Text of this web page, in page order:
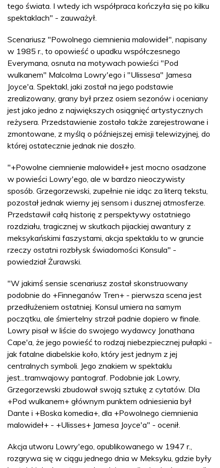
tego świata. I wtedy ich współpraca kończyła się po kilku
spektaklach" - zauważył.
Scenariusz "Powolnego ciemnienia malowideł", napisany
w 1985 r., to opowieść o upadku współczesnego
Everymana, osnuta na motywach powieści "Pod
wulkanem" Malcolma Lowry'ego i "Ulissesa" Jamesa
Joyce'a. Spektakl, jaki został na jego podstawie
zrealizowany, grany był przez osiem sezonów i oceniany
jest jako jedno z największych osiągnięć artystycznych
reżysera. Przedstawienie zostało także zarejestrowane i
zmontowane, z myślą o późniejszej emisji telewizyjnej, do
której ostatecznie jednak nie doszło.
"+Powolne ciemnienie malowideł+ jest mocno osadzone
w powieści Lowry'ego, ale w bardzo nieoczywisty
sposób. Grzegorzewski, zupełnie nie idąc za literą tekstu,
pozostał jednak wierny jej sensom i dusznej atmosferze.
Przedstawił całą historię z perspektywy ostatniego
rozdziału, tragicznej w skutkach pijackiej awantury z
meksykańskimi faszystami, akcja spektaklu to w gruncie
rzeczy ostatni rozbłysk świadomości Konsula" -
powiedział Żurawski.
"W jakimś sensie scenariusz został skonstruowany
podobnie do +Finneganów Tren+ - pierwsza scena jest
przedłużeniem ostatniej. Konsul umiera na samym
początku, ale śmiertelny strzał padnie dopiero w finale.
Lowry pisał w liście do swojego wydawcy Jonathana
Cape'a, że jego powieść to rodzaj niebezpiecznej pułapki -
jak fatalne diabelskie koło, który jest jednym z jej
centralnych symboli. Jego znakiem w spektaklu
jest...tramwajowy pantograf. Podobnie jak Lowry,
Grzegorzewski zbudował swoją sztukę z cytatów. Dla
+Pod wulkanem+ głównym punktem odniesienia był
Dante i +Boska komedia+, dla +Powolnego ciemnienia
malowideł+ - +Ulisses+ Jamesa Joyce'a" - ocenił.
Akcja utworu Lowry'ego, opublikowanego w 1947 r.,
rozgrywa się w ciągu jednego dnia w Meksyku, gdzie były